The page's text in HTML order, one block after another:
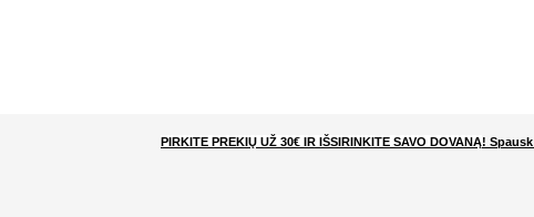
PIRKITE PREKIŲ UŽ 30€ IR IŠSIRINKITE SAVO DOVANĄ! Spausk